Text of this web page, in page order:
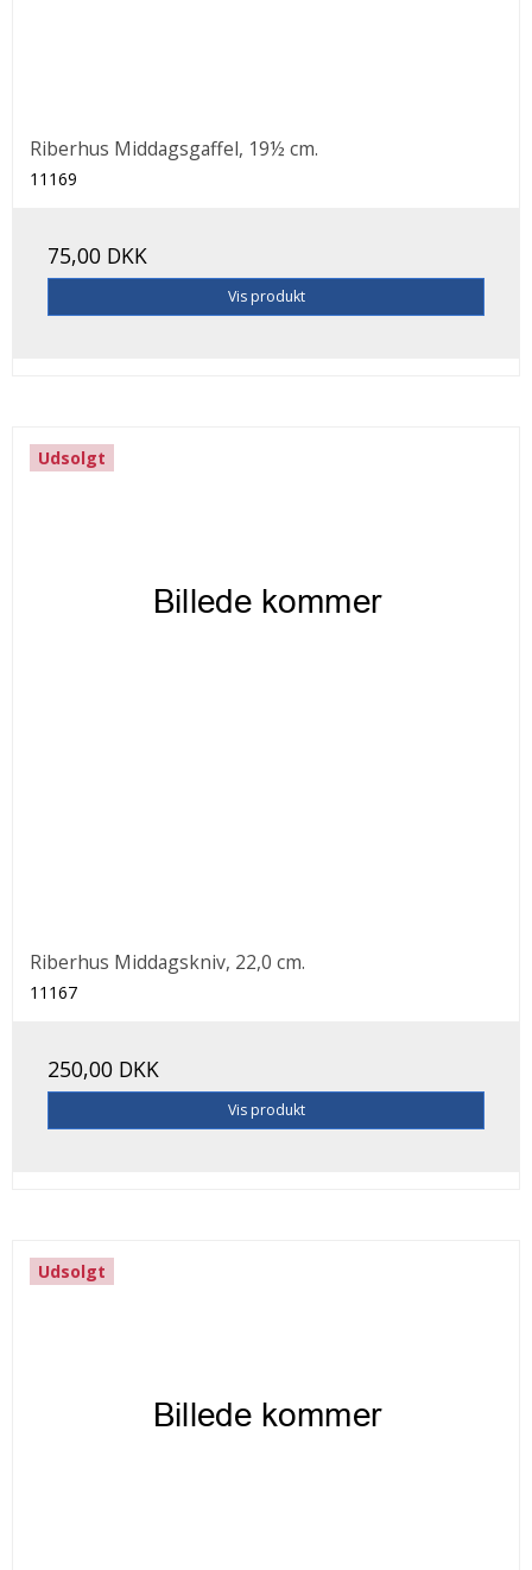
Riberhus Middagsgaffel, 19½ cm.
11169
75,00 DKK
Vis produkt
Udsolgt
Riberhus Middagskniv, 22,0 cm.
11167
250,00 DKK
Vis produkt
Udsolgt